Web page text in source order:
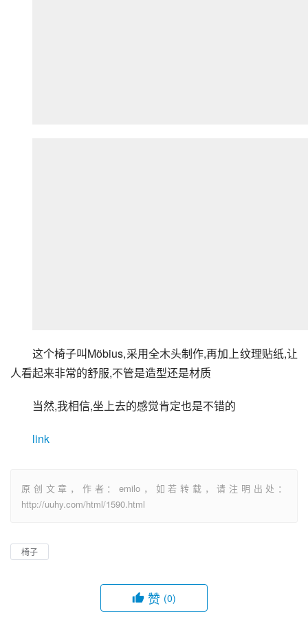
这个椅子叫Möbius,采用全木头制作,再加上纹理贴纸,让
人看起来非常的舒服,不管是造型还是材质
当然,我相信,坐上去的感觉肯定也是不错的
link
原创文章，作者：emilo，如若转载，请注明出处：
http://uuhy.com/html/1590.html
椅子
赞 (0)